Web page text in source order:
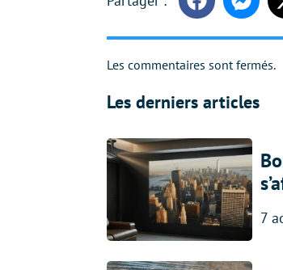
Facebook
Les commentaires sont fermés.
Les derniers articles
7